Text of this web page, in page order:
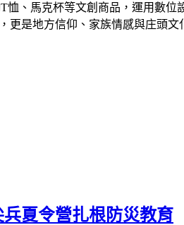
恤、馬克杯等文創商品，運用數
是地方信仰、家族情感與庄頭文
夏令營扎根防災教育